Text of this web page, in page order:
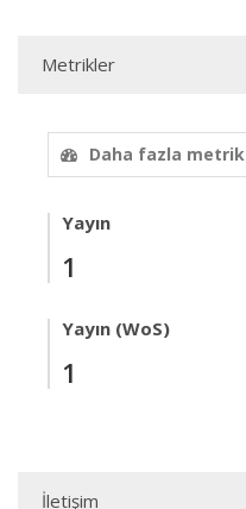
Metrikler
Daha fazla metrik
Yayın
1
Yayın (WoS)
1
İletişim